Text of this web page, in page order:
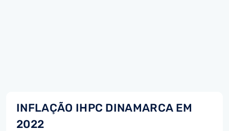
INFLAÇÃO IHPC DINAMARCA EM
2022